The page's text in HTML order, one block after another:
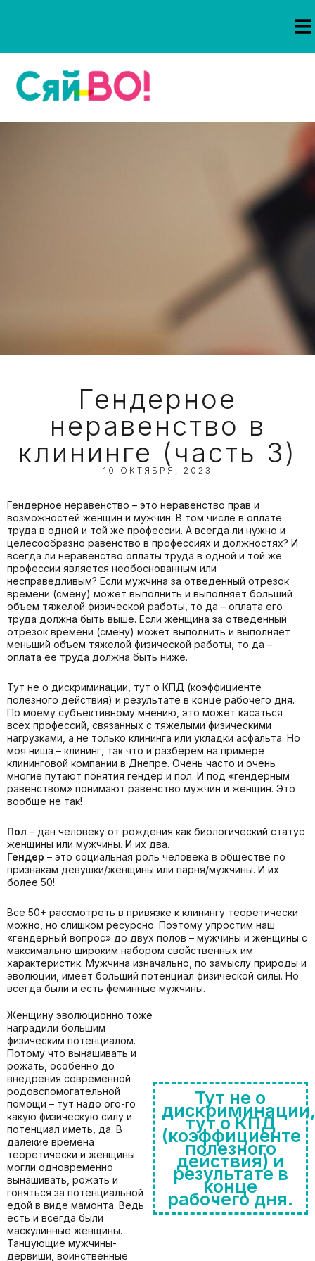
Гендерное
неравенство в
клининге (часть 3)
10 ОКТЯБРЯ, 2023
Гендерное неравенство – это неравенство прав и
возможностей женщин и мужчин. В том числе в оплате
труда в одной и той же профессии. А всегда ли нужно и
целесообразно равенство в профессиях и должностях? И
всегда ли неравенство оплаты труда в одной и той же
профессии является необоснованным или
несправедливым? Если мужчина за отведенный отрезок
времени (смену) может выполнить и выполняет больший
объем тяжелой физической работы, то да – оплата его
труда должна быть выше. Если женщина за отведенный
отрезок времени (смену) может выполнить и выполняет
меньший объем тяжелой физической работы, то да –
оплата ее труда должна быть ниже.
Тут не о дискриминации, тут о КПД (коэффициенте
полезного действия) и результате в конце рабочего дня.
По моему субъективному мнению, это может касаться
всех профессий, связанных с тяжелыми физическими
нагрузками, а не только клининга или укладки асфальта. Но
моя ниша – клининг, так что и разберем на примере
клининговой компании в Днепре. Очень часто и очень
многие путают понятия гендер и пол. И под «гендерным
равенством» понимают равенство мужчин и женщин. Это
вообще не так!
Пол – дан человеку от рождения как биологический статус
женщины или мужчины. И их два.
Гендер – это социальная роль человека в обществе по
признакам девушки/женщины или парня/мужчины. И их
более 50!
Все 50+ рассмотреть в привязке к клинингу теоретически
можно, но слишком ресурсно. Поэтому упростим наш
«гендерный вопрос» до двух полов – мужчины и женщины с
максимально широким набором свойственных им
характеристик. Мужчина изначально, по замыслу природы и
эволюции, имеет больший потенциал физической силы. Но
всегда были и есть феминные мужчины.
Женщину эволюционно тоже
наградили большим
физическим потенциалом.
Потому что вынашивать и
рожать, особенно до
внедрения современной
родовспомогательной
помощи – тут надо ого-го
какую физическую силу и
потенциал иметь, да. В
далекие времена
теоретически и женщины
могли одновременно
вынашивать, рожать и
гоняться за потенциальной
едой в виде мамонта. Ведь
есть и всегда были
маскулинные женщины.
Танцующие мужчины-
дервиши, воинственные
Тут не о
тут о КПД
(коэффициенте
полезного
действия) и
результате в
конце
рабочего дня.